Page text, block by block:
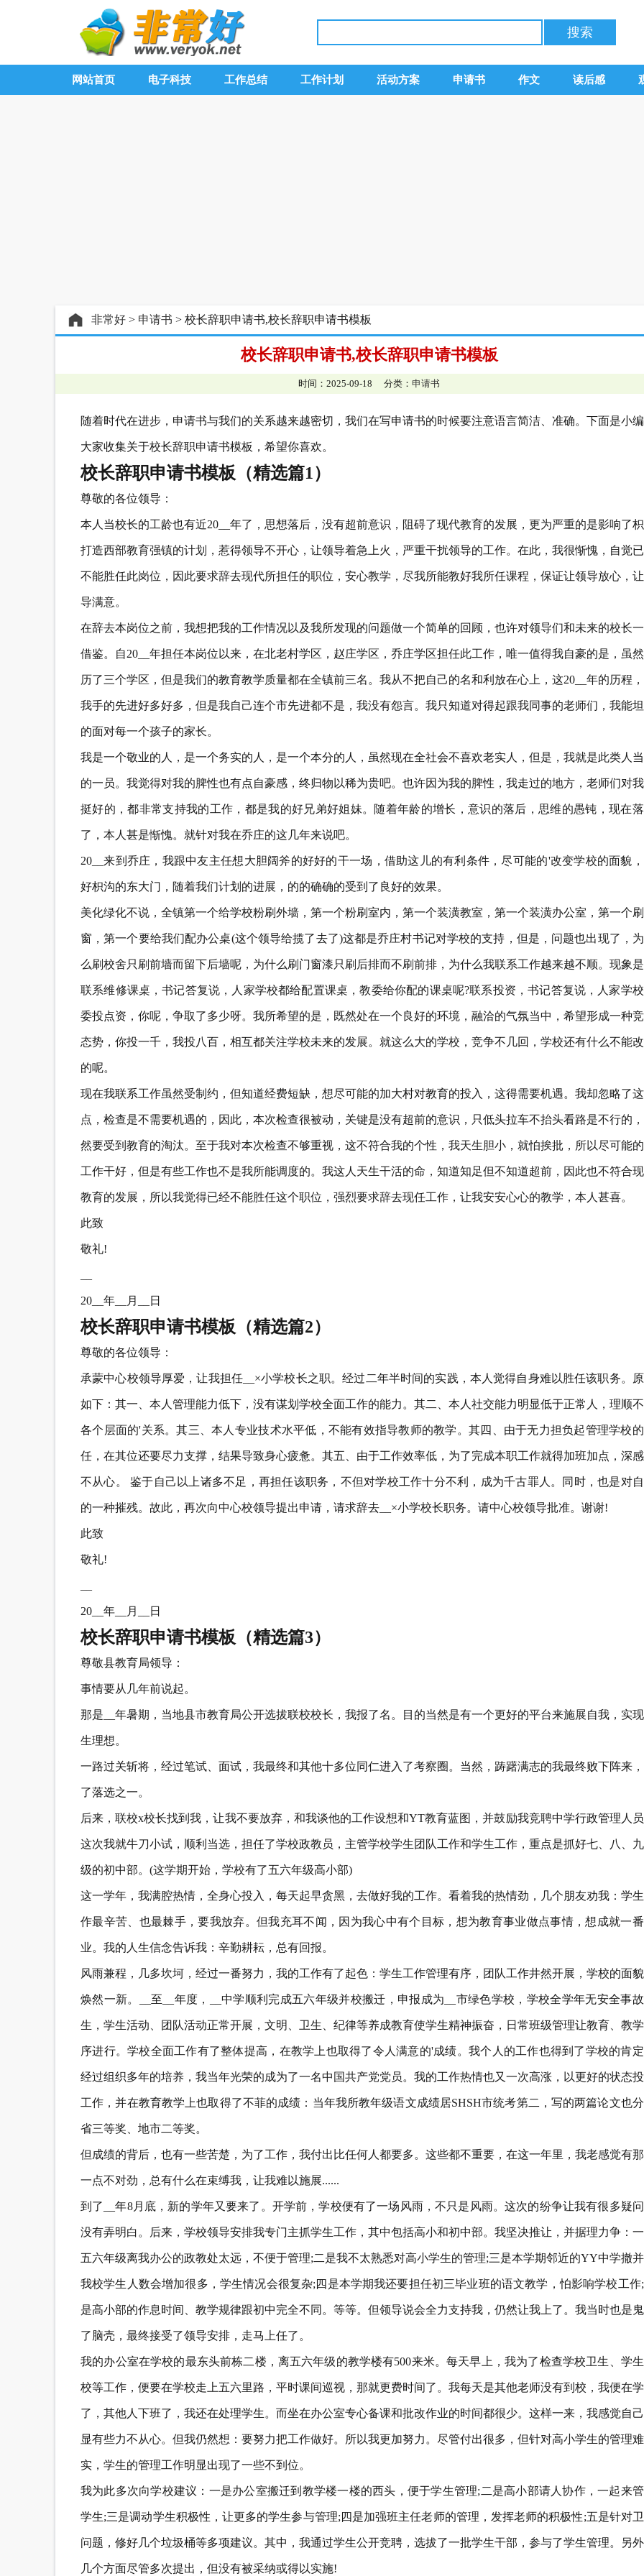
网站首页 电子科技 工作总结 工作计划 活动方案 申请书 作文 读后感
非常好 > 申请书 > 校长辞职申请书,校长辞职申请书模板
校长辞职申请书,校长辞职申请书模板
时间：2025-09-18 分类： 申请书
随着时代在进步，申请书与我们的关系越来越密切，我们在写申请书的时候要注意语言简洁、准确。下面是小
大家收集关于校长辞职申请书模板，希望你喜欢。
校长辞职申请书模板（精选篇1）
尊敬的各位领导：
本人当校长的工龄也有近20__年了，思想落后，没有超前意识，阻碍了现代教育的发展，更为严重的是影响了
打造西部教育强镇的计划，惹得领导不开心，让领导着急上火，严重干扰领导的工作。在此，我很惭愧，自觉
不能胜任此岗位，因此要求辞去现代所担任的职位，安心教学，尽我所能教好我所任课程，保证让领导放心，
导满意。
在辞去本岗位之前，我想把我的工作情况以及我所发现的问题做一个简单的回顾，也许对领导们和未来的校长
借鉴。自20__年担任本岗位以来，在北老村学区，赵庄学区，乔庄学区担任此工作，唯一值得我自豪的是，虽
历了三个学区，但是我们的教育教学质量都在全镇前三名。我从不把自己的名和利放在心上，这20__年的历程
我手的先进好多好多，但是我自己连个市先进都不是，我没有怨言。我只知道对得起跟我同事的老师们，我能
的面对每一个孩子的家长。
我是一个敬业的人，是一个务实的人，是一个本分的人，虽然现在全社会不喜欢老实人，但是，我就是此类人
的一员。我觉得对我的脾性也有点自豪感，终归物以稀为贵吧。也许因为我的脾性，我走过的地方，老师们对
挺好的，都非常支持我的工作，都是我的好兄弟好姐妹。随着年龄的增长，意识的落后，思维的愚钝，现在
了，本人甚是惭愧。就针对我在乔庄的这几年来说吧。
20__来到乔庄，我跟中友主任想大胆阔斧的好好的干一场，借助这儿的有利条件，尽可能的'改变学校的面貌
好枳沟的东大门，随着我们计划的进展，的的确确的受到了良好的效果。
美化绿化不说，全镇第一个给学校粉刷外墙，第一个粉刷室内，第一个装潢教室，第一个装潢办公室，第一个
窗，第一个要给我们配办公桌(这个领导给揽了去了)这都是乔庄村书记对学校的支持，但是，问题也出现了，
么刷校舍只刷前墙而留下后墙呢，为什么刷门窗漆只刷后排而不刷前排，为什么我联系工作越来越不顺。现象是
联系维修课桌，书记答复说，人家学校都给配置课桌，教委给你配的课桌呢?联系投资，书记答复说，人家学
委投点资，你呢，争取了多少呀。我所希望的是，既然处在一个良好的环境，融洽的气氛当中，希望形成一种
态势，你投一千，我投八百，相互都关注学校未来的发展。就这么大的学校，竞争不几回，学校还有什么不能
的呢。
现在我联系工作虽然受制约，但知道经费短缺，想尽可能的加大村对教育的投入，这得需要机遇。我却忽略了
点，检查是不需要机遇的，因此，本次检查很被动，关键是没有超前的意识，只低头拉车不抬头看路是不行的
然要受到教育的淘汰。至于我对本次检查不够重视，这不符合我的个性，我天生胆小，就怕挨批，所以尽可能
工作干好，但是有些工作也不是我所能调度的。我这人天生干活的命，知道知足但不知道超前，因此也不符合
教育的发展，所以我觉得已经不能胜任这个职位，强烈要求辞去现任工作，让我安安心心的教学，本人甚喜。
此致
敬礼!
20__年__月__日
校长辞职申请书模板（精选篇2）
尊敬的各位领导：
承蒙中心校领导厚爱，让我担任__×小学校长之职。经过二年半时间的实践，本人觉得自身难以胜任该职务。原
如下：其一、本人管理能力低下，没有谋划学校全面工作的能力。其二、本人社交能力明显低于正常人，理顺
各个层面的'关系。其三、本人专业技术水平低，不能有效指导教师的教学。其四、由于无力担负起管理学校
任，在其位还要尽力支撑，结果导致身心疲惫。其五、由于工作效率低，为了完成本职工作就得加班加点，深
不从心。 鉴于自己以上诸多不足，再担任该职务，不但对学校工作十分不利，成为千古罪人。同时，也是对
的一种摧残。故此，再次向中心校领导提出申请，请求辞去__×小学校长职务。请中心校领导批准。谢谢!
此致
敬礼!
20__年__月__日
校长辞职申请书模板（精选篇3）
尊敬县教育局领导：
事情要从几年前说起。
那是__年暑期，当地县市教育局公开选拔联校校长，我报了名。目的当然是有一个更好的平台来施展自我，实现
生理想。
一路过关斩将，经过笔试、面试，我最终和其他十多位同仁进入了考察圈。当然，踌躇满志的我最终败下阵来
了落选之一。
后来，联校x校长找到我，让我不要放弃，和我谈他的工作设想和YT教育蓝图，并鼓励我竞聘中学行政管理人员
这次我就牛刀小试，顺利当选，担任了学校政教员，主管学校学生团队工作和学生工作，重点是抓好七、八、
级的初中部。(这学期开始，学校有了五六年级高小部)
这一学年，我满腔热情，全身心投入，每天起早贪黑，去做好我的工作。看着我的热情劲，几个朋友劝我：学
作最辛苦、也最棘手，要我放弃。但我充耳不闻，因为我心中有个目标，想为教育事业做点事情，想成就一
业。我的人生信念告诉我：辛勤耕耘，总有回报。
风雨兼程，几多坎坷，经过一番努力，我的工作有了起色：学生工作管理有序，团队工作井然开展，学校的面
焕然一新。__至__年度，__中学顺利完成五六年级并校搬迁，申报成为__市绿色学校，学校全学年无安全事
生，学生活动、团队活动正常开展，文明、卫生、纪律等养成教育使学生精神振奋，日常班级管理让教育、教
序进行。学校全面工作有了整体提高，在教学上也取得了令人满意的'成绩。我个人的工作也得到了学校的肯定
经过组织多年的培养，我当年光荣的成为了一名中国共产党党员。我的工作热情也又一次高涨，以更好的状态投
工作，并在教育教学上也取得了不菲的成绩：当年我所教年级语文成绩居SHSH市统考第二，写的两篇论文也
省三等奖、地市二等奖。
但成绩的背后，也有一些苦楚，为了工作，我付出比任何人都要多。这些都不重要，在这一年里，我老感觉有
一点不对劲，总有什么在束缚我，让我难以施展......
到了__年8月底，新的学年又要来了。开学前，学校便有了一场风雨，不只是风雨。这次的纷争让我有很多疑问
没有弄明白。后来，学校领导安排我专门主抓学生工作，其中包括高小和初中部。我坚决推让，并据理力争：
五六年级离我办公的政教处太远，不便于管理;二是我不太熟悉对高小学生的管理;三是本学期邻近的YY中学撤并
我校学生人数会增加很多，学生情况会很复杂;四是本学期我还要担任初三毕业班的语文教学，怕影响学校工作
是高小部的作息时间、教学规律跟初中完全不同。等等。但领导说会全力支持我，仍然让我上了。我当时也是
了脑壳，最终接受了领导安排，走马上任了。
我的办公室在学校的最东头前栋二楼，离五六年级的教学楼有500来米。每天早上，我为了检查学校卫生、学生
校等工作，便要在学校走上五六里路，平时课间巡视，那就更费时间了。我每天是其他老师没有到校，我便在
了，其他人下班了，我还在处理学生。而坐在办公室专心备课和批改作业的时间都很少。这样一来，我感觉自
显有些力不从心。但我仍然想：要努力把工作做好。所以我更加努力。尽管付出很多，但针对高小学生的管理
实，学生的管理工作明显出现了一些不到位。
我为此多次向学校建议：一是办公室搬迁到教学楼一楼的西头，便于学生管理;二是高小部请人协作，一起来
学生;三是调动学生积极性，让更多的学生参与管理;四是加强班主任老师的管理，发挥老师的积极性;五是针对
问题，修好几个垃圾桶等多项建议。其中，我通过学生公开竞聘，选拔了一批学生干部，参与了学生管理。另
几个方面尽管多次提出，但没有被采纳或得以实施!